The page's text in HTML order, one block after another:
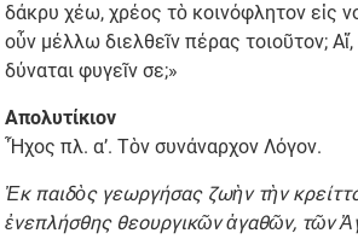
δάκρυ χέω, χρέος τὸ κοινόφλητον εἰς
οὖν μέλλω διελθεῖν πέρας τοιοῦτον; Αἴ,
δύναται φυγεῖν σε;»
Απολυτίκιον
Ἦχος πλ. α’. Τὸν συνάναρχον Λόγον.
Ἐκ παιδὸς γεωργήσας ζωὴν τὴν
ἐνεπλήσθης θεουργικῶν ἀγαθῶν, τῶν